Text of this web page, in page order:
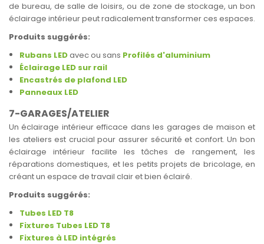
de bureau, de salle de loisirs, ou de zone de stockage, un bon
éclairage intérieur peut radicalement transformer ces espaces.
Produits suggérés:
Rubans LEDavec ou sans Profilés d'aluminium
Éclairage LED sur rail
Encastrés de plafond LED
Panneaux LED
7-GARAGES/ATELIER
Un éclairage intérieur efficace dans les garages de maison et
les ateliers est crucial pour assurer sécurité et confort. Un bon
éclairage intérieur facilite les tâches de rangement, les
réparations domestiques, et les petits projets de bricolage, en
créant un espace de travail clair et bien éclairé.
Produits suggérés:
Tubes LED T8
Fixtures Tubes LED T8
Fixtures à LED intégrés